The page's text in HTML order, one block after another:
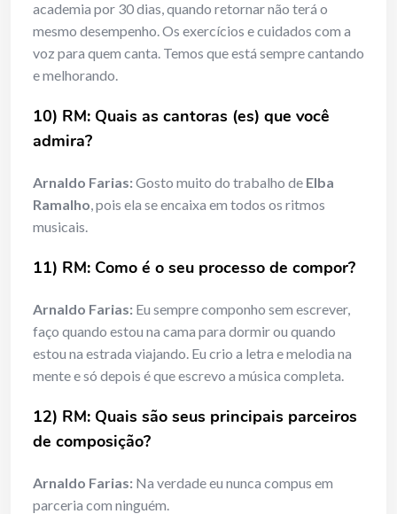
academia por 30 dias, quando retornar não terá o
mesmo desempenho. Os exercícios e cuidados com a
voz para quem canta. Temos que está sempre cantando
e melhorando.
10) RM: Quais as cantoras (es) que você
admira?
Arnaldo Farias:Gosto muito do trabalho de Elba
Ramalho, pois ela se encaixa em todos os ritmos
musicais.
11) RM: Como é o seu processo de compor?
Arnaldo Farias: Eu sempre componho sem escrever,
faço quando estou na cama para dormir ou quando
estou na estrada viajando. Eu crio a letra e melodia na
mente e só depois é que escrevo a música completa.
12) RM: Quais são seus principais parceiros
de composição?
Arnaldo Farias: Na verdade eu nunca compus em
parceria com ninguém.